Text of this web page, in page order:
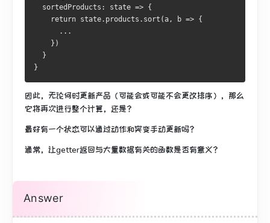
  sortedProducts: state => {
    return state.products.sort(a, b => {
      ...
    })
  }
}
因此，无论何时更新产品（可能会或可能不会更改排序），那么
它将再次进行整个计算，还是？
最好有一个状态可以通过动作和突变手动更新吗？
通常，让getter返回与大量数据有关的函数是否有意义？
Answer